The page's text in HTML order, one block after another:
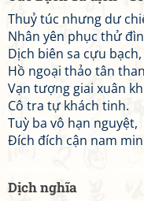
Thuỷ túc nhưng dư
Nhân yên phục thử
Dịch biên sa cựu bạch,
Hồ ngoại thảo tân
Vạn tượng giai xuân
Cô tra tự khách tinh.
Tuỳ ba vô hạn nguyệt,
Đích đích cận nam
Dịch nghĩa